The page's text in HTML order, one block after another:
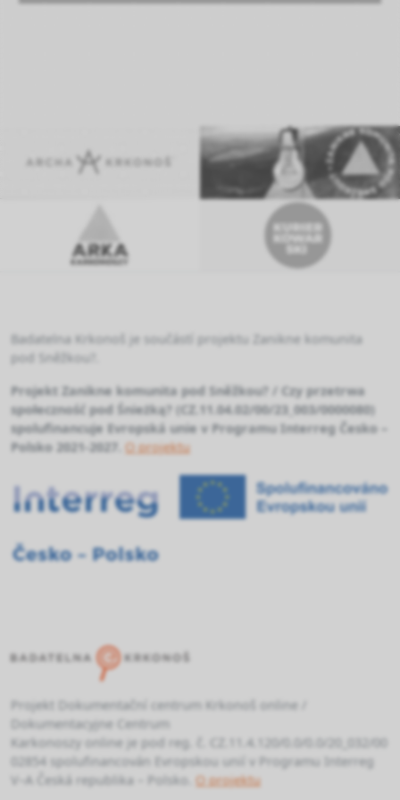
Badatelna Krkonoš je součástí projektu Zanikne komunita
pod Sněžkou?.
Projekt Zanikne komunita pod Sněžkou? / Czy przetrwa
społeczność pod Śnieżką? (CZ.11.04.02/00/23_003/0000080)
spolufinancuje Evropská unie v Programu Interreg Česko –
Polsko 2021-2027.
O projektu
Projekt Dokumentační centrum Krkonoš online /
Dokumentacyjne Centrum
Karkonoszy online je pod reg. č. CZ.11.4.120/0.0/0.0/20_032/00
02854 spolufinancován Evropskou unií v Programu Interreg
V–A Česká republika – Polsko. O projektu